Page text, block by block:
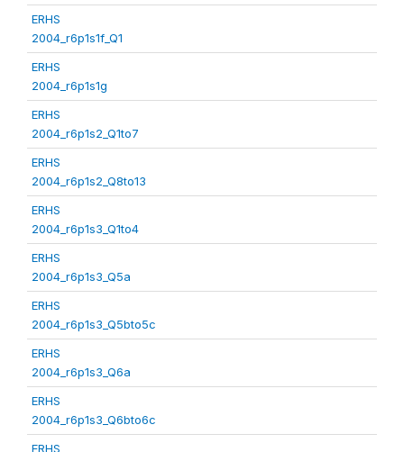
ERHS
2004_r6p1s1f_Q1
ERHS
2004_r6p1s1g
ERHS
2004_r6p1s2_Q1to7
ERHS
2004_r6p1s2_Q8to13
ERHS
2004_r6p1s3_Q1to4
ERHS
2004_r6p1s3_Q5a
ERHS
2004_r6p1s3_Q5bto5c
ERHS
2004_r6p1s3_Q6a
ERHS
2004_r6p1s3_Q6bto6c
ERHS